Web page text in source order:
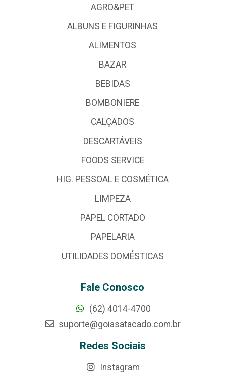
AGRO&PET
ALBUNS E FIGURINHAS
ALIMENTOS
BAZAR
BEBIDAS
BOMBONIERE
CALÇADOS
DESCARTÁVEIS
FOODS SERVICE
HIG. PESSOAL E COSMÉTICA
LIMPEZA
PAPEL CORTADO
PAPELARIA
UTILIDADES DOMÉSTICAS
Fale Conosco
(62) 4014-4700
suporte@goiasatacado.com.br
Redes Sociais
Instagram